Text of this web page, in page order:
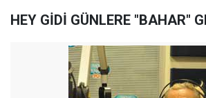
HEY GİDİ GÜNLERE "BAHAR"